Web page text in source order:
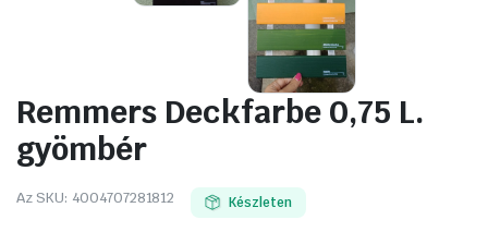
Remmers Deckfarbe 0,75 L.
gyömbér
Az SKU: 4004707281812 Készleten